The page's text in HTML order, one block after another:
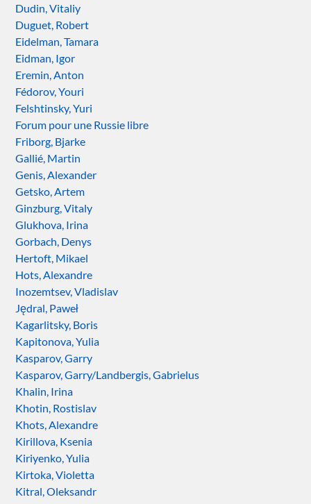
Dudin, Vitaliy
Duguet, Robert
Eidelman, Tamara
Eidman, Igor
Eremin, Anton
Fédorov, Youri
Felshtinsky, Yuri
Forum pour une Russie libre
Friborg, Bjarke
Gallié, Martin
Genis, Alexander
Getsko, Artem
Ginzburg, Vitaly
Glukhova, Irina
Gorbach, Denys
Hertoft, Mikael
Hots, Alexandre
Inozemtsev, Vladislav
Jędral, Paweł
Kagarlitsky, Boris
Kapitonova, Yulia
Kasparov, Garry
Kasparov, Garry/Landbergis, Gabrielus
Khalin, Irina
Khotin, Rostislav
Khots, Alexandre
Kirillova, Ksenia
Kiriyenko, Yulia
Kirtoka, Violetta
Kitral, Oleksandr